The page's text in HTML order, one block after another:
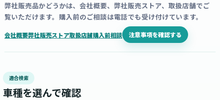
弊社販売品かどうかは、会社概要、弊社販売ストア、取扱店舗でご
覧いただけます。購入前のご相談は電話でも受け付けています。
会社概要弊社販売ストア取扱店舗購入前相談 注意事項を確認する
適合検索
車種を選んで確認